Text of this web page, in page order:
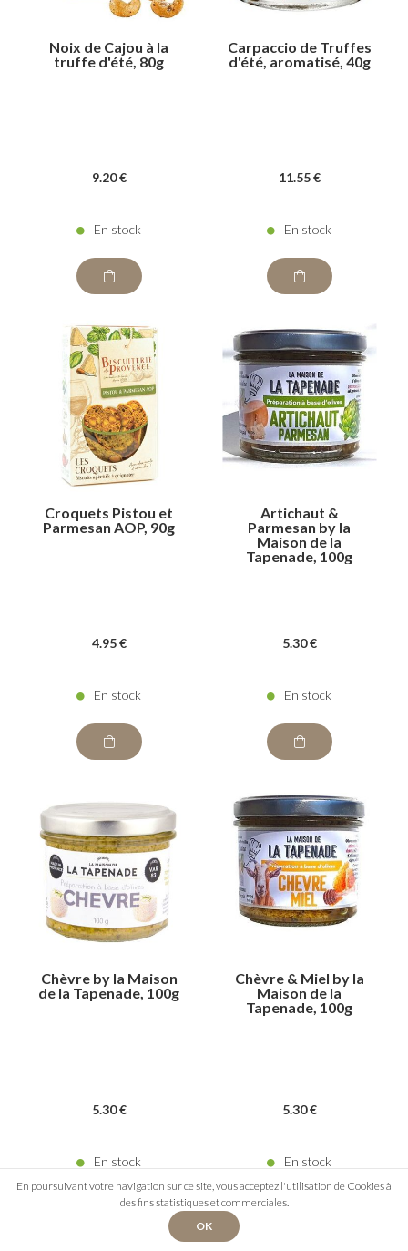
Noix de Cajou à la
truffe d'été, 80g
9.20 €
En stock
Carpaccio de Truffes
d'été, aromatisé, 40g
11.55 €
En stock
Croquets Pistou et
Parmesan AOP, 90g
4.95 €
En stock
Artichaut &
Parmesan by la
Maison de la
Tapenade, 100g
5.30 €
En stock
Chèvre by la Maison
de la Tapenade, 100g
5.30 €
En stock
Chèvre & Miel by la
Maison de la
Tapenade, 100g
5.30 €
En stock
En poursuivant votre navigation sur ce site, vous acceptez l'utilisation de Cookies à
des fins statistiques et commerciales.
OK